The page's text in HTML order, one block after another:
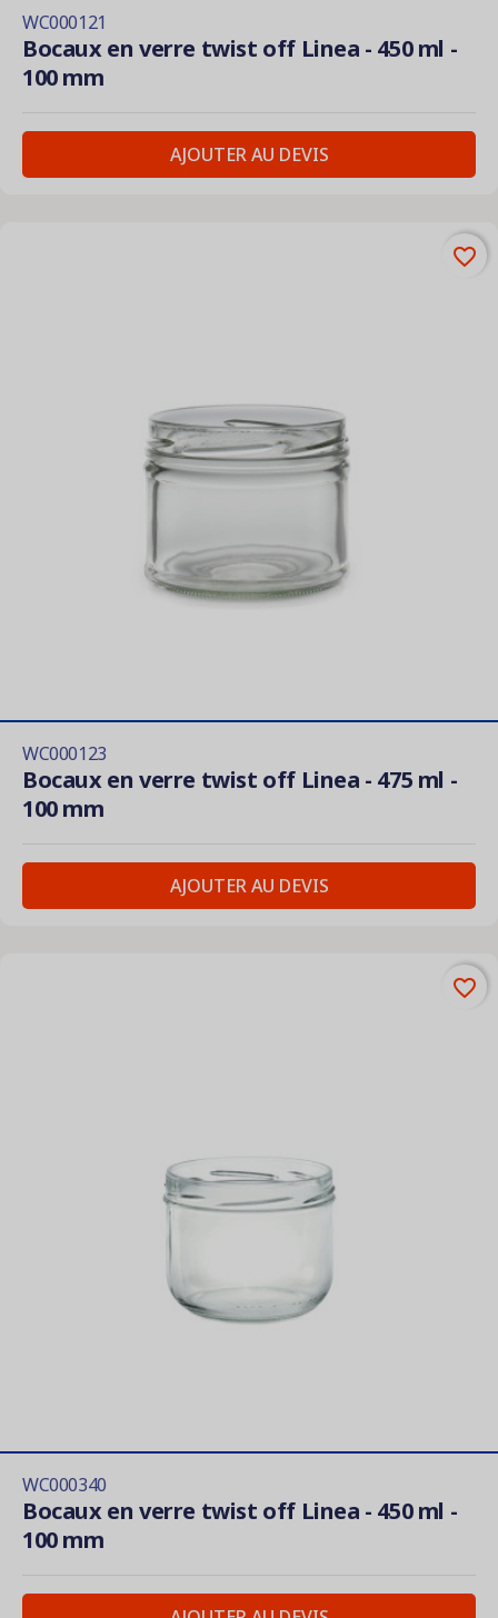
WC000121
Bocaux en verre twist off Linea - 450 ml -
100 mm
AJOUTER AU DEVIS
WC000123
Bocaux en verre twist off Linea - 475 ml -
100 mm
AJOUTER AU DEVIS
favorite_border
WC000340
Bocaux en verre twist off Linea - 450 ml -
100 mm
favorite_border